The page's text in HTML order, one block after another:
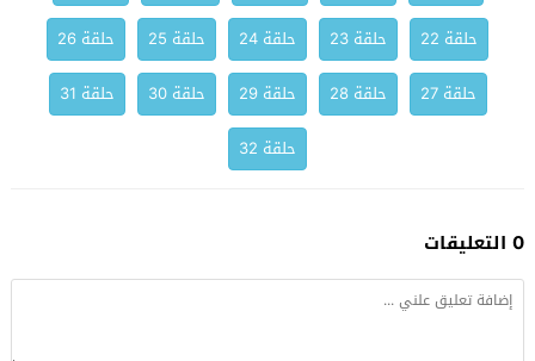
حلقة 22
حلقة 23 حلقة 24 حلقة 25
حلقة 26
حلقة 27
حلقة 28 حلقة 29 حلقة 30
حلقة 31
حلقة 32
0 التعليقات